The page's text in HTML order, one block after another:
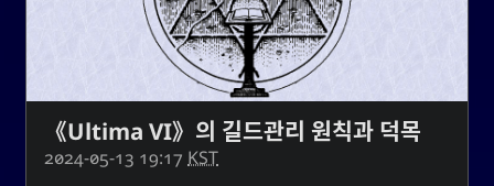
《Ultima VI》의 길드관리 원칙과 덕목
2024-05-13 19:17 KST
소유자들은 자선과 근면으로 명성이 높습니다.
그것은 또한 우아하거나 가냘프다는 뜻의
와 모든 사람들에게 지속적인 영양과
기도 합니다. 그것은 또한 기름이라는 존재를 의미할 수
(너)라는 존재를 의미할 수도 있습니